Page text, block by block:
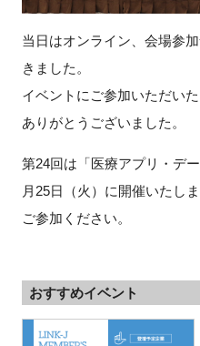
当日はオンライン、会場参
きました。
イベントにご参加いただい
ありがとうございました。
第24回は「医療アプリ・デ
月25日（火）に開催いたし
ご参加ください。
おすすめイベント